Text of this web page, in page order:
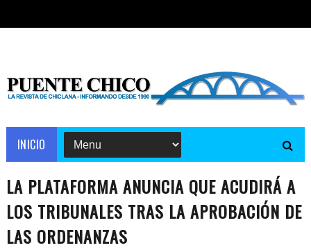
INICIO
LA PLATAFORMA ANUNCIA QUE ACUDIRÁ A
LOS TRIBUNALES TRAS LA APROBACIÓN DE
LAS ORDENANZAS